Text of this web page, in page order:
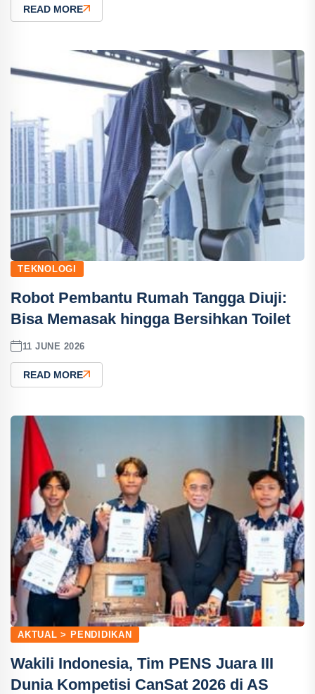
READ MORE
TEKNOLOGI
Robot Pembantu Rumah Tangga Diuji:
Bisa Memasak hingga Bersihkan Toilet
11 JUNE 2026
READ MORE
AKTUAL > PENDIDIKAN
Wakili Indonesia, Tim PENS Juara III
Dunia Kompetisi CanSat 2026 di AS